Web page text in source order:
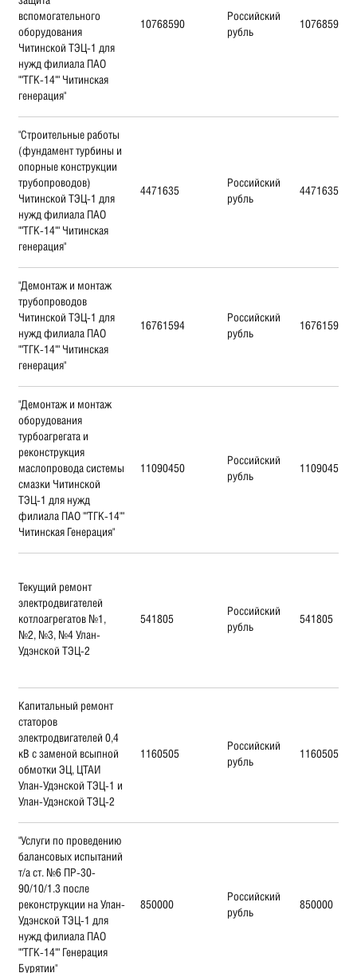
вспомогательного
оборудования
Читинской ТЭЦ-1 для
нужд филиала ПАО
""ТГК-14"" Читинская
генерация"
10768590
Российский
рубль
10768590
"Строительные работы
(фундамент турбины и
опорные конструкции
трубопроводов)
Читинской ТЭЦ-1 для
нужд филиала ПАО
""ТГК-14"" Читинская
генерация"
4471635
Российский
рубль
4471635
"Демонтаж и монтаж
трубопроводов
Читинской ТЭЦ-1 для
нужд филиала ПАО
""ТГК-14"" Читинская
генерация"
16761594
Российский
рубль
16761594
"Демонтаж и монтаж
оборудования
турбоагрегата и
реконструкция
маслопровода системы
смазки Читинской
ТЭЦ-1 для нужд
филиала ПАО ""ТГК-14""
Читинская Генерация"
11090450
Российский
рубль
11090450
Текущий ремонт
электродвигателей
котлоагрегатов №1,
№2, №3, №4 Улан-
Удэнской ТЭЦ-2
541805
Российский
рубль
541805
Капитальный ремонт
статоров
электродвигателей 0,4
кВ с заменой всыпной
обмотки ЭЦ, ЦТАИ
Улан-Удэнской ТЭЦ-1 и
Улан-Удэнской ТЭЦ-2
1160505
Российский
рубль
1160505
"Услуги по проведению
балансовых испытаний
т/а ст. №6 ПР-30-
90/10/1.3 после
реконструкции на Улан-
Удэнской ТЭЦ-1 для
нужд филиала ПАО
""ТГК-14"" Генерация
Бурятии"
850000
Российский
рубль
850000